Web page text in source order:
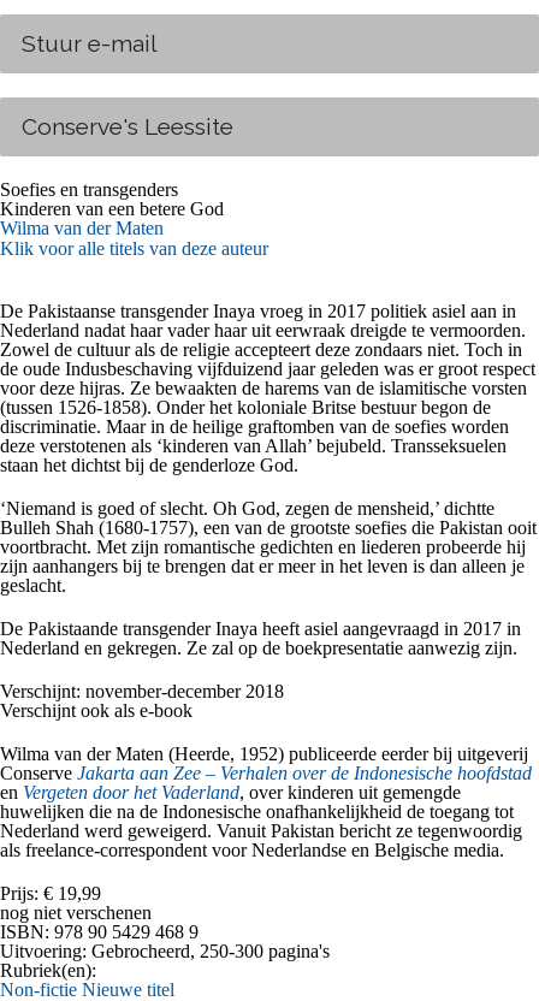
Stuur e-mail
Conserve's Leessite
Soefies en transgenders
Kinderen van een betere God
Wilma van der Maten
Klik voor alle titels van deze auteur
De Pakistaanse transgender Inaya vroeg in 2017 politiek asiel aan in
Nederland nadat haar vader haar uit eerwraak dreigde te vermoorden.
Zowel de cultuur als de religie accepteert deze zondaars niet. Toch in
de oude Indusbeschaving vijfduizend jaar geleden was er groot respect
voor deze hijras. Ze bewaakten de harems van de islamitische vorsten
(tussen 1526-1858). Onder het koloniale Britse bestuur begon de
discriminatie. Maar in de heilige graftomben van de soefies worden
deze verstotenen als ‘kinderen van Allah’ bejubeld. Transseksuelen
staan het dichtst bij de genderloze God.
‘Niemand is goed of slecht. Oh God, zegen de mensheid,’ dichtte
Bulleh Shah (1680-1757), een van de grootste soefies die Pakistan ooit
voortbracht. Met zijn romantische gedichten en liederen probeerde hij
zijn aanhangers bij te brengen dat er meer in het leven is dan alleen je
geslacht.
De Pakistaande transgender Inaya heeft asiel aangevraagd in 2017 in
Nederland en gekregen. Ze zal op de boekpresentatie aanwezig zijn.
Verschijnt: november-december 2018
Verschijnt ook als e-book
Wilma van der Maten (Heerde, 1952) publiceerde eerder bij uitgeverij
Conserve Jakarta aan Zee – Verhalen over de Indonesische hoofdstad
en Vergeten door het Vaderland, over kinderen uit gemengde
huwelijken die na de Indonesische onafhankelijkheid de toegang tot
Nederland werd geweigerd. Vanuit Pakistan bericht ze tegenwoordig
als freelance-correspondent voor Nederlandse en Belgische media.
Prijs: € 19,99
nog niet verschenen
ISBN: 978 90 5429 468 9
Uitvoering: Gebrocheerd, 250-300 pagina's
Rubriek(en):
Non‑fictie Nieuwe titel